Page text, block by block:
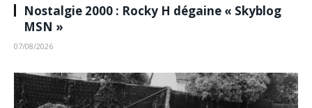
Nostalgie 2000 : Rocky H dégaine « Skyblog
MSN »
07/08/2026